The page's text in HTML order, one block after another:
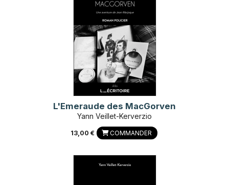
L'Emeraude des MacGorven
Yann Veillet-Kerverzio
13,00 € COMMANDER